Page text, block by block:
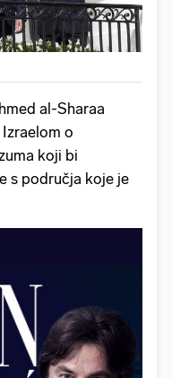
al-Sharaa
o
koji bi
s područja koje je